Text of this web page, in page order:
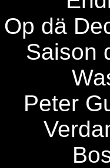
Op dä
Saison
Peter